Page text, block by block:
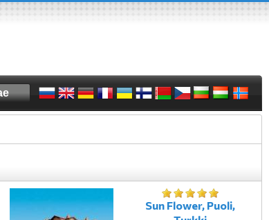
Sun Flower, Puoli,